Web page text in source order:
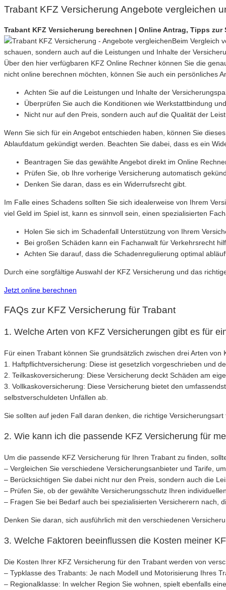
Trabant KFZ Versicherung Angebote vergleichen
Trabant KFZ Versicherung berechnen | Online Antrag, Tipps
Beim Vergleich
schauen, sondern auch auf die Leistungen und Inhalte der
Über den hier verfügbaren KFZ Online Rechner können Sie die
nicht online berechnen möchten, können Sie auch ein persönliches
Achten Sie auf die Leistungen und Inhalte der
Überprüfen Sie auch die Konditionen wie Werkstattbindung
Nicht nur auf den Preis, sondern auch auf die Qualität der
Wenn Sie sich für ein Angebot entschieden haben, können Sie
Ablaufdatum gekündigt werden. Beachten Sie dabei, dass es ein
Beantragen Sie das gewählte Angebot direkt im Online
Prüfen Sie, ob Ihre vorherige Versicherung automatisch
Denken Sie daran, dass es ein Widerrufsrecht gibt.
Im Falle eines Schadens sollten Sie sich idealerweise von Ihrem
viel Geld im Spiel ist, kann es sinnvoll sein, einen spezialisierten
Holen Sie sich im Schadenfall Unterstützung von Ihrem
Bei großen Schäden kann ein Fachanwalt für Verkehrsrecht
Achten Sie darauf, dass die Schadenregulierung optimal
Durch eine sorgfältige Auswahl der KFZ Versicherung und das
Jetzt online berechnen
FAQs zur KFZ Versicherung für Trabant
1. Welche Arten von KFZ Versicherungen gibt es für
Für einen Trabant können Sie grundsätzlich zwischen drei Arten von
1. Haftpflichtversicherung: Diese ist gesetzlich vorgeschrieben und
2. Teilkaskoversicherung: Diese Versicherung deckt Schäden am
3. Vollkaskoversicherung: Diese Versicherung bietet den
selbstverschuldeten Unfällen ab.
Sie sollten auf jeden Fall daran denken, die richtige
2. Wie kann ich die passende KFZ Versicherung für
Um die passende KFZ Versicherung für Ihren Trabant zu finden,
– Vergleichen Sie verschiedene Versicherungsanbieter und Tarife,
– Berücksichtigen Sie dabei nicht nur den Preis, sondern auch die
– Prüfen Sie, ob der gewählte Versicherungsschutz Ihren
– Fragen Sie bei Bedarf auch bei spezialisierten Versicherern nach,
Denken Sie daran, sich ausführlich mit den verschiedenen
3. Welche Faktoren beeinflussen die Kosten meiner
Die Kosten Ihrer KFZ Versicherung für den Trabant werden von
– Typklasse des Trabants: Je nach Modell und Motorisierung Ihres
– Regionalklasse: In welcher Region Sie wohnen, spielt ebenfalls